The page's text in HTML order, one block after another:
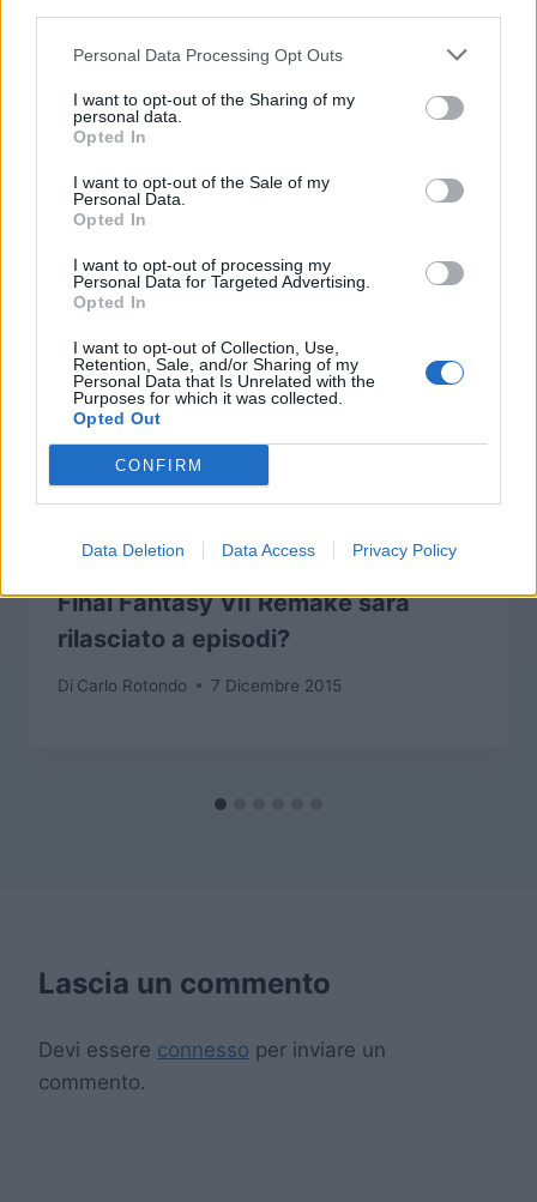
Personal Data Processing Opt Outs
I want to opt-out of the Sharing of my
personal data.
Opted In
I want to opt-out of the Sale of my
Personal Data.
Opted In
I want to opt-out of processing my
Personal Data for Targeted Advertising.
Opted In
I want to opt-out of Collection, Use,
Retention, Sale, and/or Sharing of my
Personal Data that Is Unrelated with the
Purposes for which it was collected.
Opted Out
CONFIRM
Data Deletion Data Access Privacy Policy
della demo
Famitsu
Articoli simili
Final Fantasy VII Remake sarà
rilasciato a episodi?
Di Carlo Rotondo 7 Dicembre 2015
Lascia un commento
Devi essere connesso per inviare un
commento.